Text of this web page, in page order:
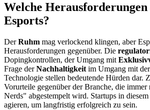
Welche
Esports?
DerRuhm mag verlockend klingen, aber
Herausforderungen gegenüber. Die
Dopingkontrollen, der Umgang mit
Frage derNachhaltigkeit im Umgang mit
Technologie stellen bedeutende Hürden dar.
Vorurteile gegenüber der Branche, die
Nerds" abgestempelt wird. Startups in
agieren, um langfristig erfolgreich zu sein.